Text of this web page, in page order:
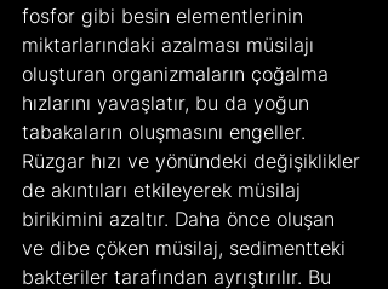
fosfor gibi besin elementlerinin
miktarlarındaki azalması müsilajı
oluşturan organizmaların çoğalma
hızlarını yavaşlatır, bu da yoğun
tabakaların oluşmasını engeller.
Rüzgar hızı ve yönündeki değişiklikler
de akıntıları etkileyerek müsilaj
birikimini azaltır. Daha önce oluşan
ve dibe çöken müsilaj, sedimentteki
bakteriler tarafından ayrıştırılır. Bu